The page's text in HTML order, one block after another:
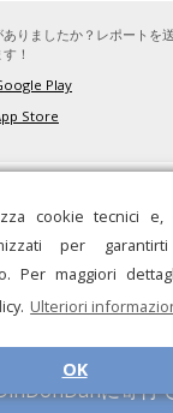
cookie tecnici e,
per
Per maggiori
Ulteriori
OK
りましたか？レポートを
！
に寄付